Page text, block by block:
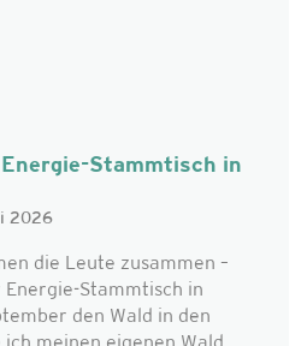
Stammtisch in
2026
die Leute zusammen –
Energie-Stammtisch in
den Wald in den